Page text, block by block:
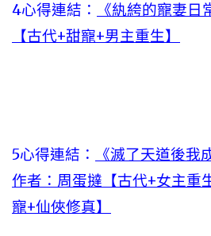
4心得連結：
《紈絝的寵妻
【古代+甜寵+男主重生】
5心得連結：
《滅了天道後我
作者：周蛋撻【古代+女主重
寵+仙俠修真】